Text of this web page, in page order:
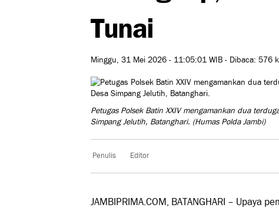
Tunai
Minggu, 31 Mei 2026 - 11:05:01 WIB - Dibaca: 576
Petugas Polsek Batin XXIV mengamankan dua
Simpang Jelutih, Batanghari. (Humas Polda Jambi)
Penulis Editor
JAMBIPRIMA.COM, BATANGHARI – Upaya